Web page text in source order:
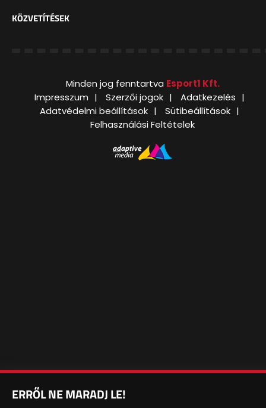
KÖZVETÍTÉSEK
Minden jog fenntartva Esport1 Kft.
Impresszum
Szerzői jogok
Adatkezelés
Adatvédelmi beállítások
Sütibeállítások
Felhasználási Feltételek
ERRŐL NE MARADJ LE!